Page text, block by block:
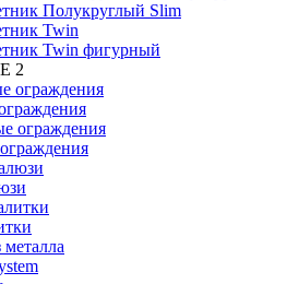
Полукруглый Slim
Twin
Twin фигурный
2